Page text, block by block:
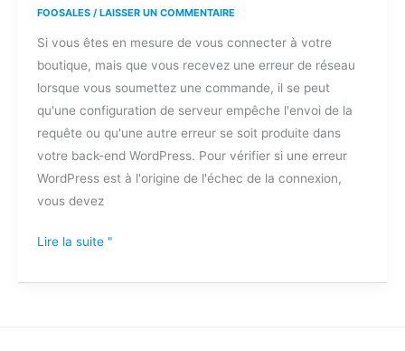
FOOSALES / LAISSER UN COMMENTAIRE
Si vous êtes en mesure de vous connecter à votre
boutique, mais que vous recevez une erreur de réseau
lorsque vous soumettez une commande, il se peut
qu'une configuration de serveur empêche l'envoi de la
requête ou qu'une autre erreur se soit produite dans
votre back-end WordPress. Pour vérifier si une erreur
WordPress est à l'origine de l'échec de la connexion,
vous devez
reçois
une
erreur
de
réseau
lorsque
je
soumets
commande
Lire la suite "